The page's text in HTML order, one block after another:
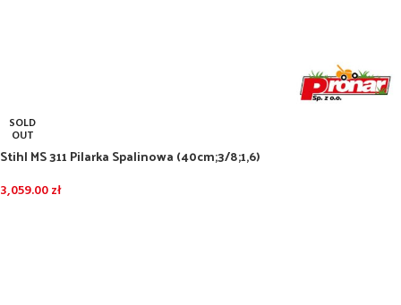
SOLD
OUT
Stihl MS 311 Pilarka Spalinowa (40cm;3/8;1,6)
3,059.00zł